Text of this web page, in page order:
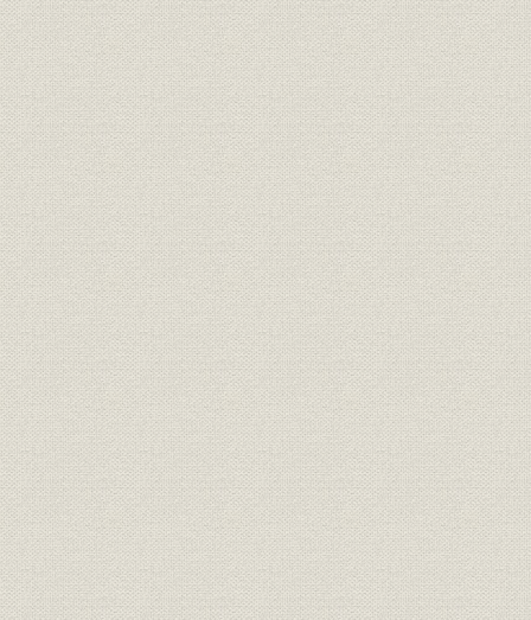
第1節 九州の鉄道建設と間組創業
1 当組創業期の九州鉄道・筑豊興業鉄道工事
2 高知郷友支援による独立と不振休業期
第2節 事業の再開と初期人材の結集
1 事業の再開と組体制整備
2 再開工事による人間関係のひろがり
3 間組長の結婚
4 日清戦争後の事業拡大
第3節 本州への進出と熊本本店時代
1 本州工事への参加と人脈形成
2 熊本本店時代と事業・陣容の拡大
3 熊本本店の繁忙と飛躍への提案
第2章 企業体制の形成 明治33―40年